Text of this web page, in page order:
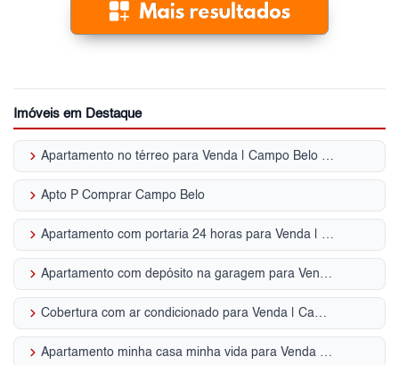
Imóveis em Destaque
keyboard_arrow_right Apartamento no térreo para Venda | Campo Belo (Zona Sul)
keyboard_arrow_right Apto P Comprar Campo Belo
keyboard_arrow_right Apartamento com portaria 24 horas para Venda | Campo Belo (Zona Sul)
keyboard_arrow_right Apartamento com depósito na garagem para Venda | Campo Belo (Zona Sul)
keyboard_arrow_right Cobertura com ar condicionado para Venda | Campo Belo (Zona Sul)
keyboard_arrow_right Apartamento minha casa minha vida para Venda | Campo Belo (Zona Sul)